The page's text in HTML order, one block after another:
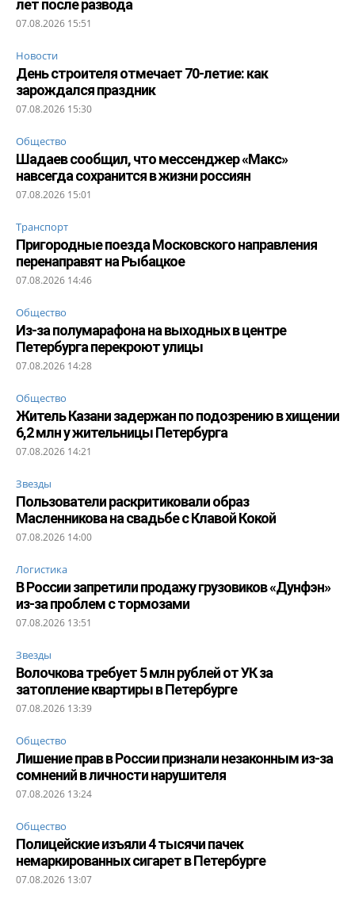
лет после развода
07.08.2026 15:51
Новости
День строителя отмечает 70-летие: как
зарождался праздник
07.08.2026 15:30
Общество
Шадаев сообщил, что мессенджер «Макс»
навсегда сохранится в жизни россиян
07.08.2026 15:01
Транспорт
Пригородные поезда Московского направления
перенаправят на Рыбацкое
07.08.2026 14:46
Общество
Из-за полумарафона на выходных в центре
Петербурга перекроют улицы
07.08.2026 14:28
Общество
Житель Казани задержан по подозрению в хищении
6,2 млн у жительницы Петербурга
07.08.2026 14:21
Звезды
Пользователи раскритиковали образ
Масленникова на свадьбе с Клавой Кокой
07.08.2026 14:00
Логистика
В России запретили продажу грузовиков «Дунфэн»
из-за проблем с тормозами
07.08.2026 13:51
Звезды
Волочкова требует 5 млн рублей от УК за
затопление квартиры в Петербурге
07.08.2026 13:39
Общество
Лишение прав в России признали незаконным из-за
сомнений в личности нарушителя
07.08.2026 13:24
Общество
Полицейские изъяли 4 тысячи пачек
немаркированных сигарет в Петербурге
07.08.2026 13:07